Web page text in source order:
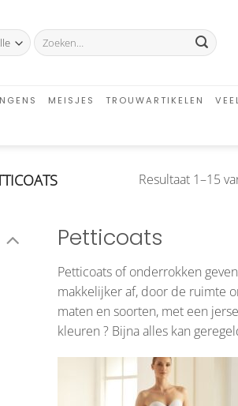
Zoeken
naar:
MEISJES TROUWARTIKELEN
Resultaat 1–15
Petticoats
Petticoats of onderrokken
makkelijker af, door de ruimte
maten en soorten, met een
kleuren ? Bijna alles kan